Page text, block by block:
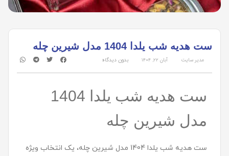
ست هديه شب یلدا 1404 مدل شيرين چله
مدیر سایت آبان ۲۲, ۱۴۰۴ بدون دیدگاه
ست هديه شب یلدا 1404
مدل شيرين چله
ست هدیه شب یلدا 1404 مدل شیرین چله، یک انتخاب ویژه